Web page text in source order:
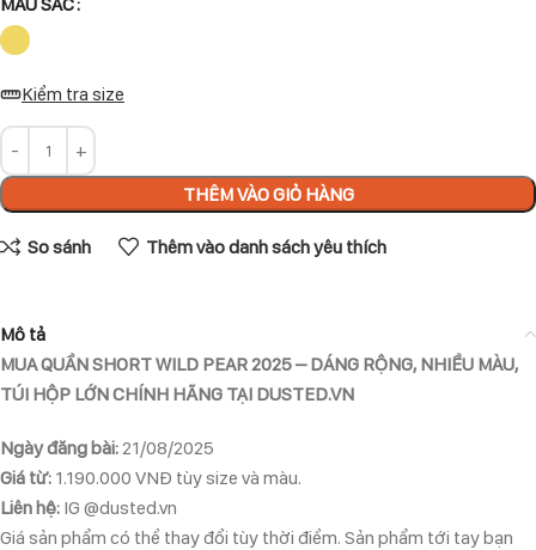
MÀU SẮC
Kiểm tra size
THÊM VÀO GIỎ HÀNG
So sánh Thêm vào danh sách yêu thích
Mô tả
MUA QUẦN SHORT WILD PEAR 2025 – DÁNG RỘNG, NHIỀU MÀU,
TÚI HỘP LỚN CHÍNH HÃNG TẠI DUSTED.VN
Ngày đăng bài:21/08/2025
Giá từ: 1.190.000 VNĐ tùy size và màu.
Liên hệ: IG @dusted.vn
Giá sản phẩm có thể thay đổi tùy thời điểm. Sản phẩm tới tay bạn